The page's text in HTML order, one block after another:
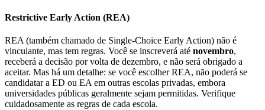
Restrictive Early Action (REA)
REA (também chamado de Single-Choice Early Action) não é
vinculante, mas tem regras. Você se inscreverá até novembro,
receberá a decisão por volta de dezembro, e não será obrigado a
aceitar. Mas há um detalhe: se você escolher REA, não poderá se
candidatar a ED ou EA em outras escolas privadas, embora
universidades públicas geralmente sejam permitidas. Verifique
cuidadosamente as regras de cada escola.